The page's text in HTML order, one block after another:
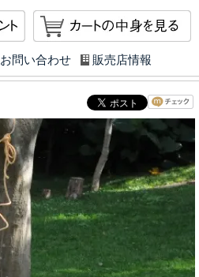
マイアカウント
お問い合わせ 販売店情報